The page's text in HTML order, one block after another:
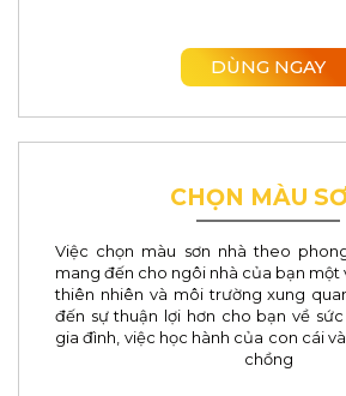
Yên Bái
Tuyên Quang
Điện Biên
DÙNG NGAY
CHỌN MÀU
Việc chọn màu sơn nhà theo
mang đến cho ngôi nhà của bạn một
thiên nhiên và môi trường xung
đến sự thuận lợi hơn cho bạn về
gia đình, việc học hành của con cái
chồng